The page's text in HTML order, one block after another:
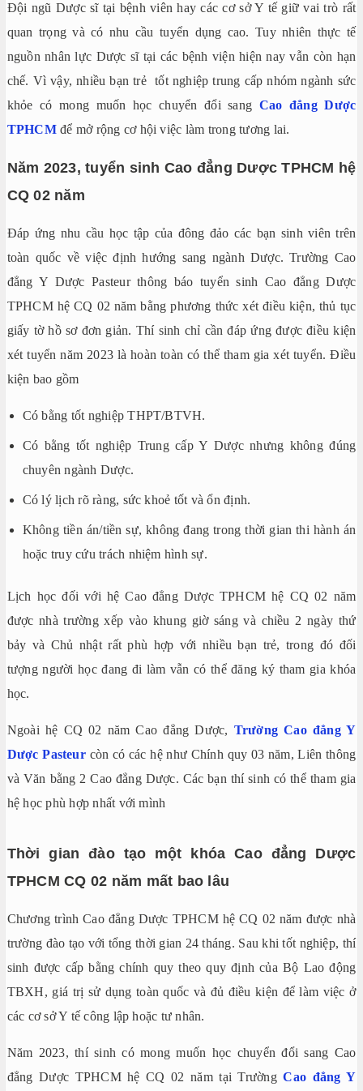
Đội ngũ Dược sĩ tại bệnh viên hay các cơ sở Y tế giữ vai trò rất
quan trọng và có nhu cầu tuyển dụng cao. Tuy nhiên thực tế
nguồn nhân lực Dược sĩ tại các bệnh viện hiện nay vẫn còn hạn
chế. Vì vậy, nhiều bạn trẻ tốt nghiệp trung cấp nhóm ngành sức
khỏe có mong muốn học chuyển đổi sang Cao đẳng Dược
TPHCMđể mở rộng cơ hội việc làm trong tương lai.
Năm 2023, tuyển sinh Cao đẳng Dược TPHCM hệ
CQ 02 năm
Đáp ứng nhu cầu học tập của đông đảo các bạn sinh viên trên
toàn quốc về việc định hướng sang ngành Dược. Trường Cao
đẳng Y Dược Pasteur thông báo tuyển sinh Cao đẳng Dược
TPHCM hệ CQ 02 năm bằng phương thức xét điều kiện, thủ tục
giấy tờ hồ sơ đơn giản. Thí sinh chỉ cần đáp ứng được điều kiện
xét tuyển năm 2023 là hoàn toàn có thể tham gia xét tuyển. Điều
kiện bao gồm
Có bằng tốt nghiệp THPT/BTVH.
Có bằng tốt nghiệp Trung cấp Y Dược nhưng không đúng
chuyên ngành Dược.
Có lý lịch rõ ràng, sức khoẻ tốt và ổn định.
Không tiền án/tiền sự, không đang trong thời gian thi hành án
hoặc truy cứu trách nhiệm hình sự.
Lịch học đối với hệ Cao đẳng Dược TPHCM hệ CQ 02 năm
được nhà trường xếp vào khung giờ sáng và chiều 2 ngày thứ
bảy và Chủ nhật rất phù hợp với nhiều bạn trẻ, trong đó đối
tượng người học đang đi làm vẫn có thể đăng ký tham gia khóa
học.
Ngoài hệ CQ 02 năm Cao đẳng Dược, Trường Cao đẳng Y
Dược Pasteurcòn có các hệ như Chính quy 03 năm, Liên thông
và Văn bằng 2 Cao đẳng Dược. Các bạn thí sinh có thể tham gia
hệ học phù hợp nhất với mình
Thời gian đào tạo một khóa Cao đẳng Dược
TPHCMCQ 02 năm mất bao lâu
Chương trình Cao đẳng Dược TPHCM hệ CQ 02 năm được nhà
trường đào tạo với tổng thời gian 24 tháng. Sau khi tốt nghiệp, thí
sinh được cấp bằng chính quy theo quy định của Bộ Lao động
TBXH, giá trị sử dụng toàn quốc và đủ điều kiện để làm việc ở
các cơ sở Y tế công lập hoặc tư nhân.
Năm 2023, thí sinh có mong muốn học chuyển đổi sang Cao
đẳng Dược TPHCM hệ CQ 02 năm tại TrườngCao đẳng Y